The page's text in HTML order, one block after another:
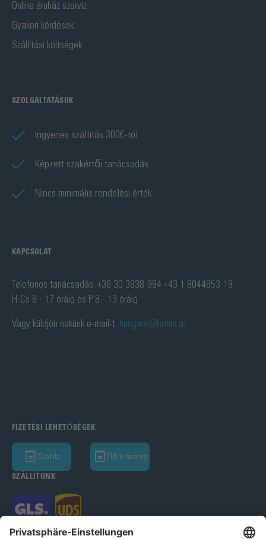
Online áruház szervíz
Gyakori kérdések
Szállítási költségek
SZOLGÁLTATÁSOK
Ingyenes szállítás 300€-tól
Képzett szakértői tanácsadás
Nincs minimális rendelési érték
KAPCSOLAT
Telefonos tanácsadás: +36 30 3938-994 +43 1 8044853-19
H-Cs 8 - 17 óráig és P 8 - 13 óráig
Vagy küldjön nekünk e-mail-t: hungary@bohle.at
FIZETÉSI LEHETŐSÉGEK
Számla Előre fizetés
SZÁLLÍTUNK